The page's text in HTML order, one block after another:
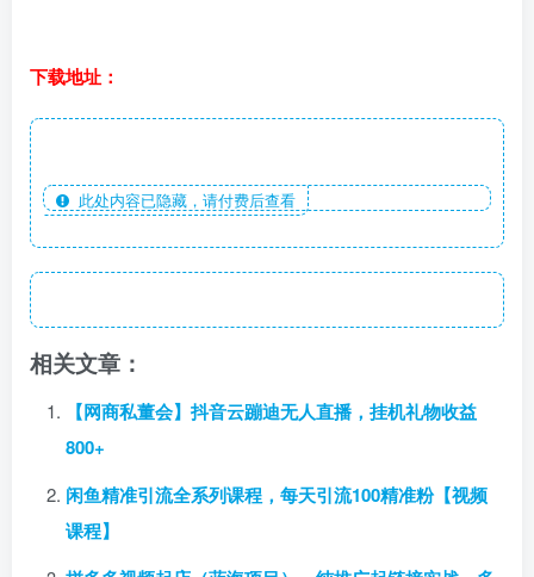
下载地址：
此处内容已隐藏，请付费后查看
相关文章：
【网商私董会】抖音云蹦迪无人直播，挂机礼物收益
800+
闲鱼精准引流全系列课程，每天引流100精准粉【视频
课程】